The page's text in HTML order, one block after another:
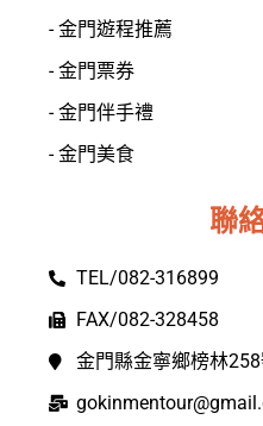
- 金門遊程推薦
- 金門票券
- 金門伴手禮
- 金門美食
聯
TEL/082-316899
FAX/082-328458
金門縣金寧鄉榜林